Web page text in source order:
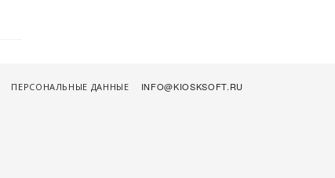
ПЕРСОНАЛЬНЫЕ ДАННЫЕ INFO@KIOSKSOFT.RU